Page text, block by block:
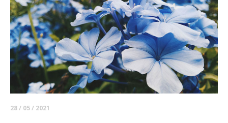
28 / 05 / 2021